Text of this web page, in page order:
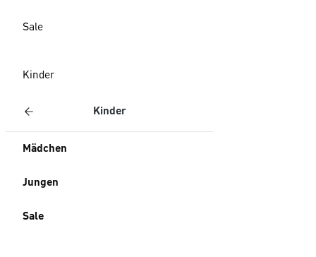
Sale
Kinder
Kinder
Mädchen
Jungen
Sale